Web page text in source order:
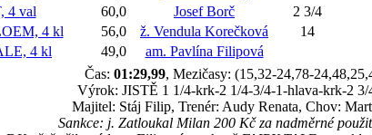
4 val 60,0 Josef Borč 2 3/4
4 kl 56,0 ž. Vendula Korečková 14
4 kl 49,0 am. Pavlína Filipová
Čas: 01:29,99, Mezičasy: (15,32-24,78-
Výrok: JISTĚ 1 1/4-krk-2 1/4-3/4-1-hlava-krk-2 3/
Majitel: Stáj Filip, Trenér: Audy Renata, Chov:
Sankce: j. Zatloukal Milan 200 Kč za nadměrné